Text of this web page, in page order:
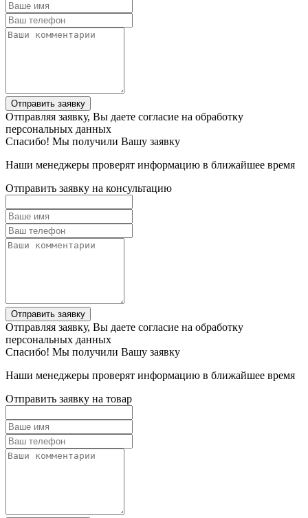
Отправить заявку
Отправляя заявку, Вы даете согласие на обработку
персональных данных
Спасибо! Мы получили Вашу заявку
Наши менеджеры проверят информацию в ближайшее время
Отправить заявку на консультацию
Отправить заявку
Отправляя заявку, Вы даете согласие на обработку
персональных данных
Спасибо! Мы получили Вашу заявку
Наши менеджеры проверят информацию в ближайшее время
Отправить заявку на товар